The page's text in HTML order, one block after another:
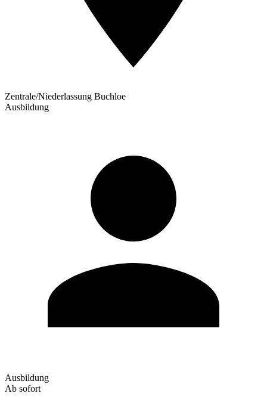
Zentrale/Niederlassung Buchloe
Ausbildung
Ausbildung
Ab sofort